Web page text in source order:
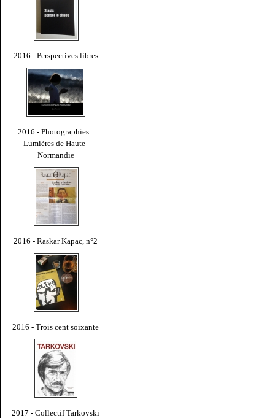
2016 - Perspectives libres
2016 - Photographies :
Lumières de Haute-
Normandie
2016 - Raskar Kapac, n°2
2016 - Trois cent soixante
2017 - Collectif Tarkovski